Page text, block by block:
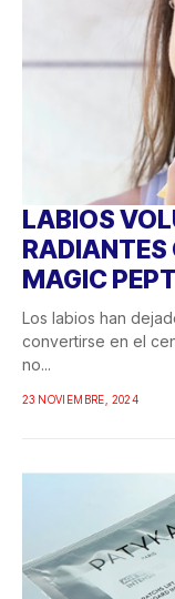
LABIOS
RADIANTES
MAGIC
Los labios han
convertirse en el
no...
23 NOVIEMBRE, 2024